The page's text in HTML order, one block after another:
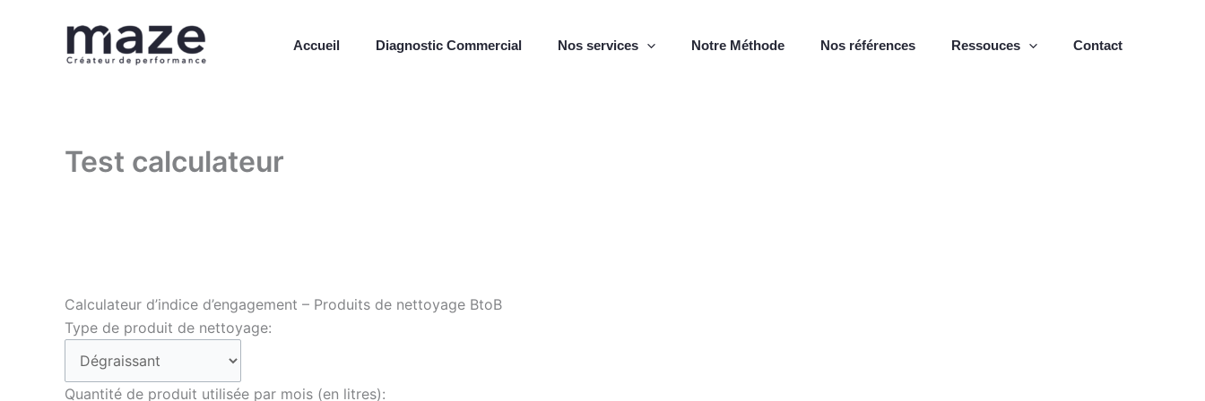
Accueil Diagnostic Commercial Nos services Notre Méthode Nos références Ressouces Contact
Test calculateur
Calculateur d’indice d’engagement – Produits de nettoyage BtoB
Type de produit de nettoyage:
Quantité de produit utilisée par mois (en litres):